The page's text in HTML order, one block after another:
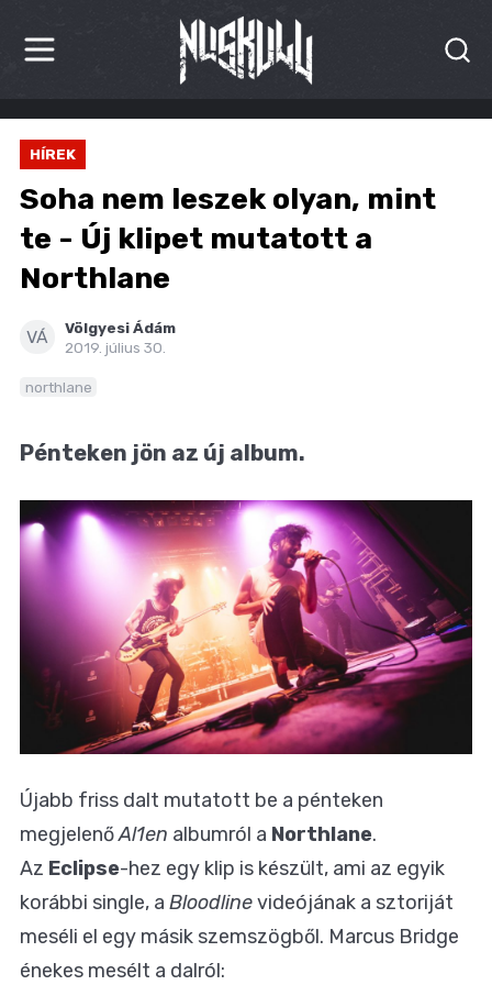
HÍREK
KRITIKÁK
BESZÁMOLÓK
INTERJÚK
PREMIEREK
HÍREK
Soha nem leszek olyan, mint
te - Új klipet mutatott a
Northlane
VÁ
Völgyesi Ádám
2019. július 30.
northlane
Pénteken jön az új album.
Újabb friss dalt mutatott be a pénteken
megjelenőAl1en albumról a Northlane.
Az Eclipse-hez egy klip is készült, ami az egyik
korábbi single, a Bloodlinevideójának a sztoriját
meséli el egy másik szemszögből. Marcus Bridge
énekes mesélt a dalról: